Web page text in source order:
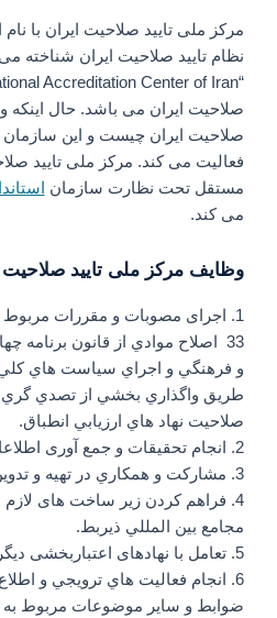
صلاحیت ایران می باشد. حال اینکه
صلاحیت ایران چیست و این
فعالیت می کند. مرکز ملی تایید
مستقل تحت نظارت سازمان
می کند.
وظایف مرکز ملی تایید
33 اصلاح موادي از قانون برنامه
طريق واگذاري بخشي از تصدي گري
صلاحيت نهاد هاي ارزيابي انطباق.
2. انجام تحقيقات و جمع آوری اطلاعات.
3. مشارکت و همکاري در تهيه و تدوين استاندارد.
4. فراهم کردن زیر ساخت های
مجامع بين المللي ذيربط.
5. تعامل با نهادهای اعتباربخشی دیگر کشورهای عضو.
6. انجام فعاليت هاي ترويجي و
ضوابط و ساير موضوعات مربوط به